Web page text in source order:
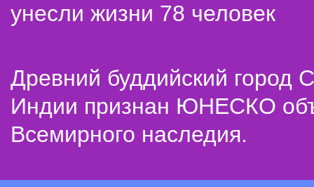
унесли жизни 78 человек
Древний буддийский город
Индии признан ЮНЕСКО
Всемирного наследия.